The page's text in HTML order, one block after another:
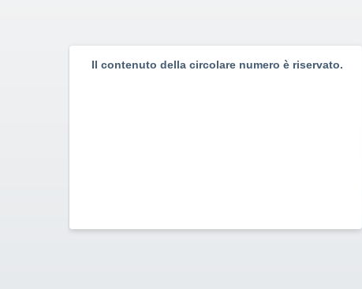
Il contenuto della circolare numero è riservato.